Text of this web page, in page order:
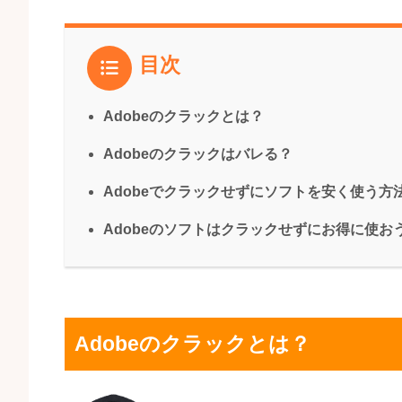
目次
Adobeのクラックとは？
Adobeのクラックはバレる？
Adobeでクラックせずにソフトを安く使う方
Adobeのソフトはクラックせずにお得に使お
Adobeのクラックとは？